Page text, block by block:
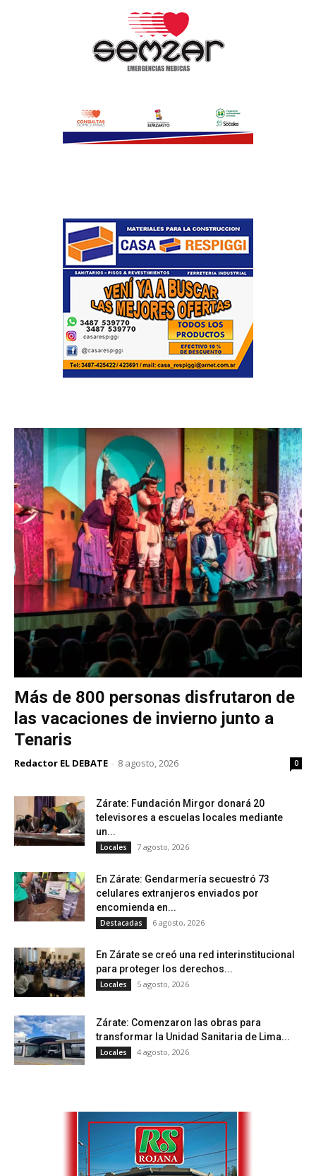
Más de 800 personas disfrutaron de
las vacaciones de invierno junto a
Tenaris
Redactor EL DEBATE - 8 agosto, 2026 0
Zárate: Fundación Mirgor donará 20
televisores a escuelas locales mediante
un...
Locales 7 agosto, 2026
En Zárate: Gendarmería secuestró 73
celulares extranjeros enviados por
encomienda en...
Destacadas 6 agosto, 2026
En Zárate se creó una red interinstitucional
para proteger los derechos...
Locales 5 agosto, 2026
Zárate: Comenzaron las obras para
transformar la Unidad Sanitaria de Lima...
Locales 4 agosto, 2026